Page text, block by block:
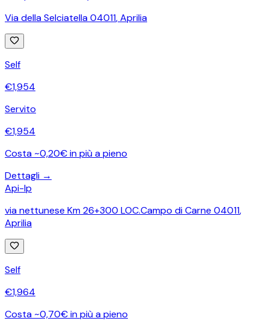
Via della Selciatella 04011,Aprilia
Self
€1,954
Servito
€1,954
Costa ~0,20€ in più a pieno
Dettagli →
Api-Ip
via nettunese Km 26+300 LOC.Campo di Carne 04011,
Aprilia
Self
€1,964
Costa ~0,70€ in più a pieno